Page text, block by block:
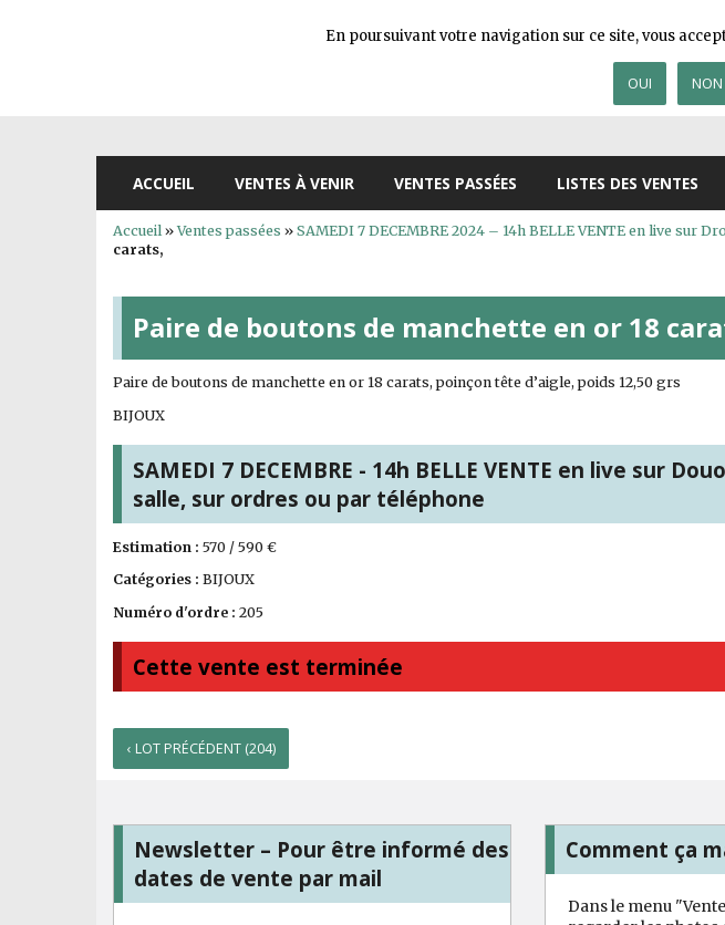
ACCUEIL VENTES À VENIR VENTES PASSÉES LISTES DES VENTES
Accueil»Ventes passées » SAMEDI 7 DECEMBRE 2024 – 14h BELLE VENTE en live sur
carats,
Paire de boutons de manchette en or 18
Paire de boutons de manchette en or 18 carats, poinçon tête d’aigle, poids 12,50 grs
BIJOUX
SAMEDI 7 DECEMBRE - 14h BELLE VENTE en live sur
salle, sur ordres ou par téléphone
Estimation : 570 / 590 €
Catégories : BIJOUX
Numéro d'ordre : 205
Cette vente est terminée
‹ LOT PRÉCÉDENT (204)
Newsletter – Pour être informé des
dates de vente par mail
Comment ça
Dans le menu
En poursuivant votre navigation sur ce site, vous
OUI NON